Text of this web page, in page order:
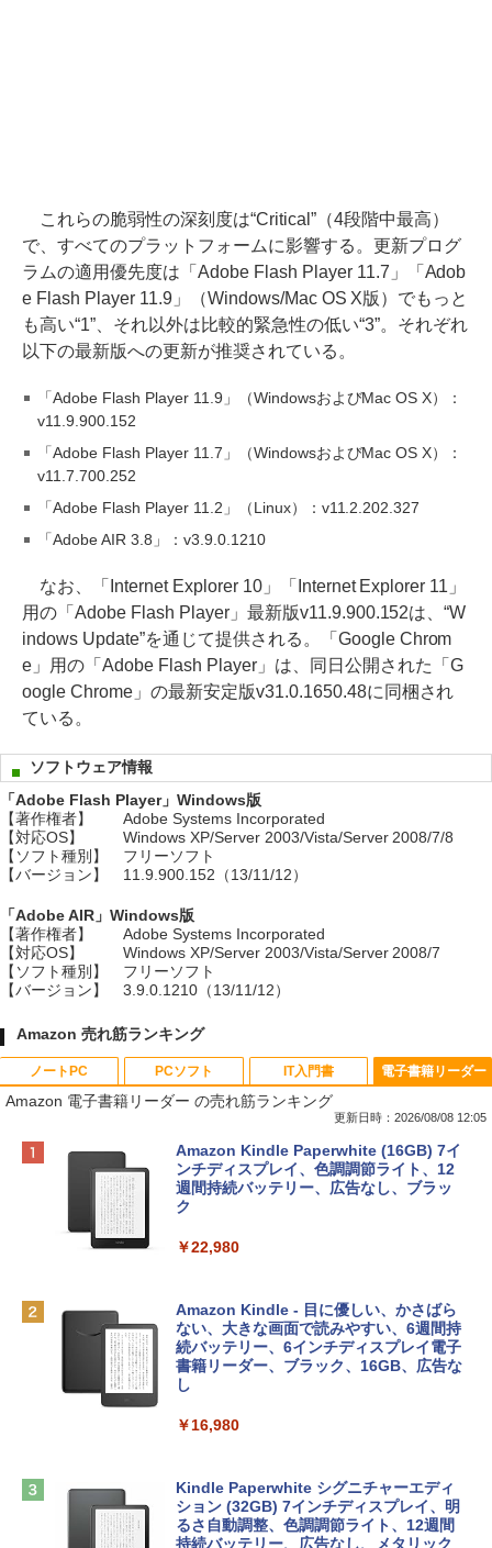
これらの脆弱性の深刻度は“Critical”（4段階中最高）
で、すべてのプラットフォームに影響する。更新プログ
ラムの適用優先度は「Adobe Flash Player 11.7」「Adob
e Flash Player 11.9」（Windows/Mac OS X版）でもっと
も高い“1”、それ以外は比較的緊急性の低い“3”。それぞれ
以下の最新版への更新が推奨されている。
「Adobe Flash Player 11.9」（WindowsおよびMac OS X）：
v11.9.900.152
「Adobe Flash Player 11.7」（WindowsおよびMac OS X）：
v11.7.700.252
「Adobe Flash Player 11.2」（Linux）：v11.2.202.327
「Adobe AIR 3.8」：v3.9.0.1210
なお、「Internet Explorer 10」「Internet Explorer 11」
用の「Adobe Flash Player」最新版v11.9.900.152は、“W
indows Update”を通じて提供される。「Google Chrom
e」用の「Adobe Flash Player」は、同日公開された「G
oogle Chrome」の最新安定版v31.0.1650.48に同梱され
ている。
ソフトウェア情報
「Adobe Flash Player」Windows版
【著作権者】
Adobe Systems Incorporated
【対応OS】
Windows XP/Server 2003/Vista/Server 2008/7/8
【ソフト種別】
フリーソフト
【バージョン】
11.9.900.152（13/11/12）
「Adobe AIR」Windows版
【著作権者】
Adobe Systems Incorporated
【対応OS】
Windows XP/Server 2003/Vista/Server 2008/7
【ソフト種別】
フリーソフト
【バージョン】
3.9.0.1210（13/11/12）
Amazon 売れ筋ランキング
ノートPC
Apple 2026 MacBook Neo A18 Proチッ
プ搭載13インチノートブック：AIとAppl
e Intelligenceのために設計、Liquid Ret
inaディスプレイ、8GBユニファイドメモ
eTime HDカメラ - インディゴ
tomtoc 360°保護 15.6 16インチ パソコ
ンケース Dell NEC Lavie ASUS HP dyna
book Lenovo対応
￥2,952
Apple 2026 MacBook Air M5チップ搭載
13インチノートブック：AIとApple Intell
igence、13.6インチLiquid Retinaディ
スプレイ、16GBユニファイドメモリ、1
PCソフト
Robloxギフトカード - 800 Robux 【限
定バーチャルアイテムを含む】 【オンラ
インゲームコード】 ロブロックス | オン
ラインコード版
￥1,300
Robloxギフトカード - 1000 Robux 【限
定バーチャルアイテムを含む】 【オンラ
インゲームコード】 ロブロックス |オン
ラインコード版
4(最新 永続版)|オンラインコード版|Wind
ows11、10/mac対応|PC2台
IT入門書
生成AIパスポート公式テキスト 第４版
￥1,766
出す プロンプトの言葉 AI画像生成シリー
ズ (はぴーイラストLabo)
￥480
ClaudeCode いちばんやさしい 教科書:
にもKindle出版にも！ 非エンジニアのた
めのAIコーディング入門シリーズ
電子書籍リーダー
Amazon 電子書籍リーダー の売れ筋ランキング
更新日時：2026/08/08 12:05
Amazon Kindle Paperwhite (16GB) 7イ
ンチディスプレイ、色調調節ライト、12
週間持続バッテリー、広告なし、ブラッ
ク
￥22,980
Amazon Kindle - 目に優しい、かさばら
ない、大きな画面で読みやすい、6週間持
続バッテリー、6インチディスプレイ電子
書籍リーダー、ブラック、16GB、広告な
し
￥16,980
Kindle Paperwhite シグニチャーエディ
ション (32GB) 7インチディスプレイ、明
るさ自動調整、色調調節ライト、12週間
持続バッテリー、広告なし、メタリック